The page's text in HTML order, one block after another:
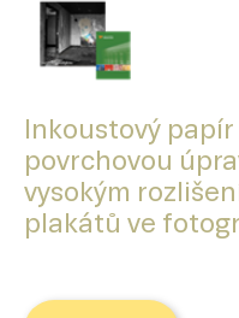
Inkoustový
povrchovou
vysokým
plakátů ve